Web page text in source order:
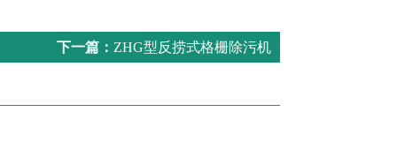
下一篇： ZHG型反捞式格栅除污机